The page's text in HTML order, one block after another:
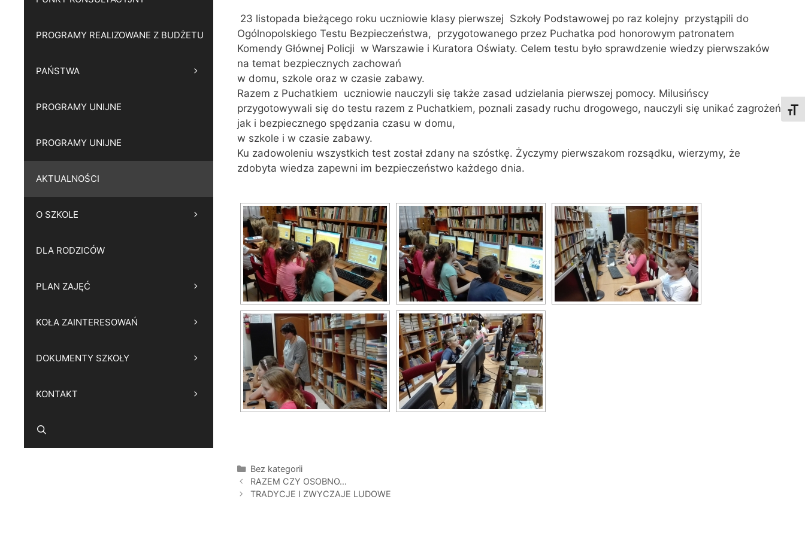
23 listopada bieżącego roku uczniowie klasy pierwszej Szkoły Podstawowej po raz kolejny przystąpili do
Ogólnopolskiego Testu Bezpieczeństwa, przygotowanego przez Puchatka pod honorowym patronatem
Komendy Głównej Policji w Warszawie i Kuratora Oświaty. Celem testu było sprawdzenie wiedzy pierwszaków
na temat bezpiecznych zachowań
w domu, szkole oraz w czasie zabawy.
Razem z Puchatkiem uczniowie nauczyli się także zasad udzielania pierwszej pomocy. Milusińscy
przygotowywali się do testu razem z Puchatkiem, poznali zasady ruchu drogowego, nauczyli się unikać zagrożeń
jak i bezpiecznego spędzania czasu w domu,
w szkole i w czasie zabawy.
Ku zadowoleniu wszystkich test został zdany na szóstkę. Życzymy pierwszakom rozsądku, wierzymy, że
zdobyta wiedza zapewni im bezpieczeństwo każdego dnia.
Kategorie
Bez kategorii
RAZEM CZY OSOBNO…
TRADYCJE I ZWYCZAJE LUDOWE
PROGRAMY REALIZOWANE Z BUDŻETU
PAŃSTWA
PROGRAMY UNIJNE
PROGRAMY UNIJNE
AKTUALNOŚCI
O SZKOLE
DLA RODZICÓW
PLAN ZAJĘĆ
KOŁA ZAINTERESOWAŃ
DOKUMENTY SZKOŁY
KONTAKT